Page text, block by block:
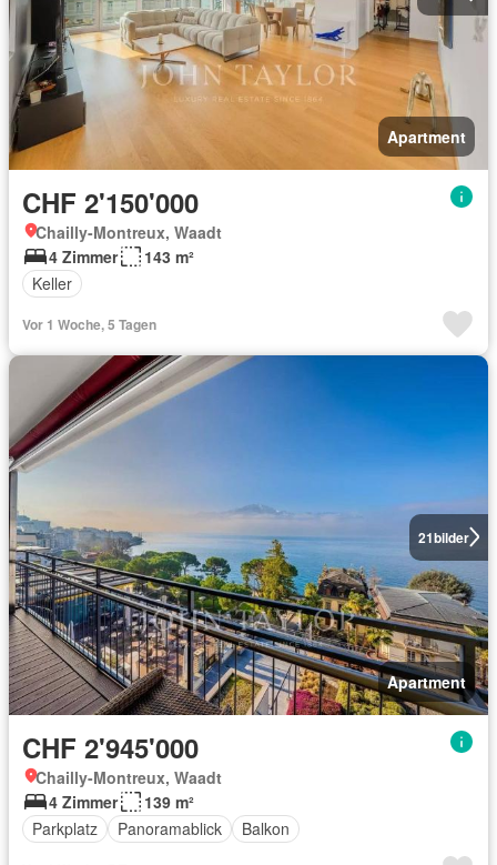
Apartment
CHF 2'150'000
Chailly-Montreux, Waadt
4 Zimmer
143 m²
Keller
Vor 1 Woche, 5 Tagen
21bilder
Apartment
CHF 2'945'000
Chailly-Montreux, Waadt
4 Zimmer
139 m²
Parkplatz
Panoramablick Balkon